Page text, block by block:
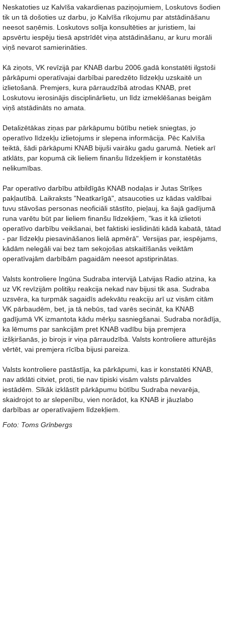
Neskatoties uz Kalvīša vakardienas paziņojumiem, Loskutovs šodien
tik un tā došoties uz darbu, jo Kalvīša rīkojumu par atstādināšanu
neesot saņēmis. Loskutovs solīja konsultēties ar juristiem, lai
apsvērtu iespēju tiesā apstrīdēt viņa atstādināšanu, ar kuru morāli
viņš nevarot samierināties.
Kā ziņots, VK revīzijā par KNAB darbu 2006.gadā konstatēti ilgstoši
pārkāpumi operatīvajai darbībai paredzēto līdzekļu uzskaitē un
izlietošanā. Premjers, kura pārraudzībā atrodas KNAB, pret
Loskutovu ierosinājis disciplinārlietu, un līdz izmeklēšanas beigām
viņš atstādināts no amata.
Detalizētākas ziņas par pārkāpumu būtību netiek sniegtas, jo
operatīvo līdzekļu izlietojums ir slepena informācija. Pēc Kalvīša
teiktā, šādi pārkāpumi KNAB bijuši vairāku gadu garumā. Netiek arī
atklāts, par kopumā cik lieliem finanšu līdzekļiem ir konstatētās
nelikumības.
Par operatīvo darbību atbildīgās KNAB nodaļas ir Jutas Strīķes
pakļautībā. Laikraksts "Neatkarīgā", atsaucoties uz kādas valdībai
tuvu stāvošas personas neoficiāli stāstīto, pieļauj, ka šajā gadījumā
runa varētu būt par lieliem finanšu līdzekļiem, "kas it kā izlietoti
operatīvo darbību veikšanai, bet faktiski ieslidināti kādā kabatā, tātad
- par līdzekļu piesavināšanos lielā apmērā". Versijas par, iespējams,
kādām nelegāli vai bez tam sekojošas atskaitīšanās veiktām
operatīvajām darbībām pagaidām neesot apstiprinātas.
Valsts kontroliere Ingūna Sudraba intervijā Latvijas Radio atzina, ka
uz VK revīzijām politiķu reakcija nekad nav bijusi tik asa. Sudraba
uzsvēra, ka turpmāk sagaidīs adekvātu reakciju arī uz visām citām
VK pārbaudēm, bet, ja tā nebūs, tad varēs secināt, ka KNAB
gadījumā VK izmantota kādu mērķu sasniegšanai. Sudraba norādīja,
ka lēmums par sankcijām pret KNAB vadību bija premjera
izšķiršanās, jo birojs ir viņa pārraudzībā. Valsts kontroliere atturējās
vērtēt, vai premjera rīcība bijusi pareiza.
Valsts kontroliere pastāstīja, ka pārkāpumi, kas ir konstatēti KNAB,
nav atklāti citviet, proti, tie nav tipiski visām valsts pārvaldes
iestādēm. Sīkāk izklāstīt pārkāpumu būtību Sudraba nevarēja,
skaidrojot to ar slepenību, vien norādot, ka KNAB ir jāuzlabo
darbības ar operatīvajiem līdzekļiem.
Foto: Toms Grīnbergs